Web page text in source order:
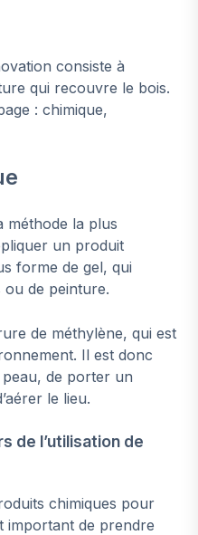
consiste à
qui recouvre le bois.
: chimique,
méthode la plus
un produit
forme de gel, qui
de peinture.
de méthylène, qui est
Il est donc
de porter un
le lieu.
de l’utilisation de
chimiques pour
important de prendre